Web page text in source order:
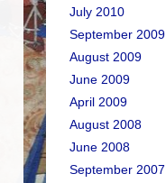
July 2010
September 2009
August 2009
June 2009
April 2009
August 2008
June 2008
September 2007